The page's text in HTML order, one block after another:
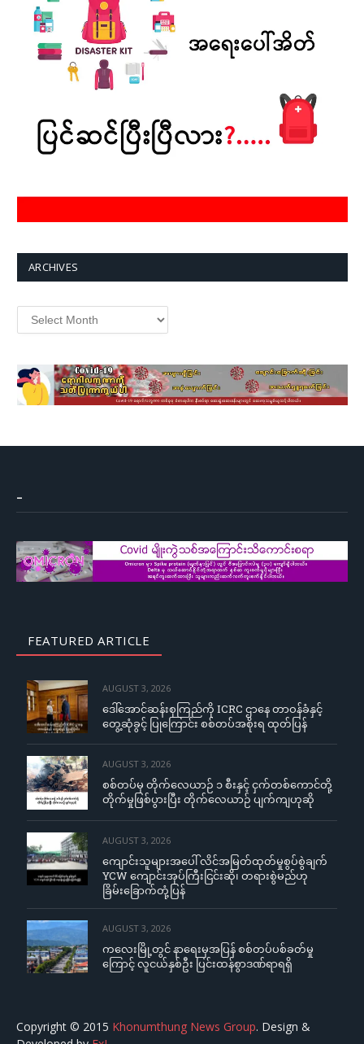
ARCHIVES
Archives
–
FEATURED ARTICLE
AUGUST 3, 2026
ဒေါ်အောင်ဆန်းစုကြည်ကို ICRC ဌာနေ တာဝန်ခံနှင့်
တွေ့ဆုံခွင့် ပြုကြောင်း စစ်တပ်အစိုးရ ထုတ်ပြန်
AUGUST 3, 2026
စစ်တပ်မှ တိုက်လေယာဉ် ၁ စီးနှင့် ငှက်တစ်ကောင်တို့
တိုက်မှုဖြစ်ပွားပြီး တိုက်လေယာဉ် ပျက်ကျဟုဆို
AUGUST 3, 2026
ကျောင်းသူများအပေါ် လိင်အမြတ်ထုတ်မှုစွပ်စွဲချက်
YCW ကျောင်းအုပ်ကြီးငြင်းဆို၊ တရားစွဲမည်ဟု
ခြိမ်းခြောက်တုံ့ပြန်
AUGUST 3, 2026
ကလေးမြို့တွင် နာရေးမှအပြန် စစ်တပ်ပစ်ခတ်မှု
ကြောင့် လူငယ်နှစ်ဦး ပြင်းထန်စွာဒဏ်ရာရရှိ
Copyright © 2015 Khonumthung News Group. Design &